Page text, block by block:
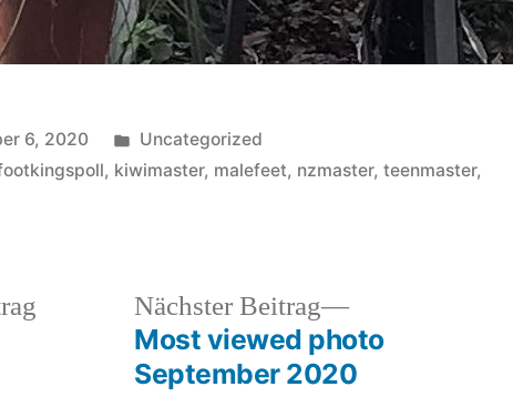
6, 2020
Veröffentlicht
in
Uncategorized
, kiwimaster, malefeet, nzmaster,teenmaster,
VorherigerNächster Beitrag
Nächster
Beitrag:
Most viewed photo
September 2020